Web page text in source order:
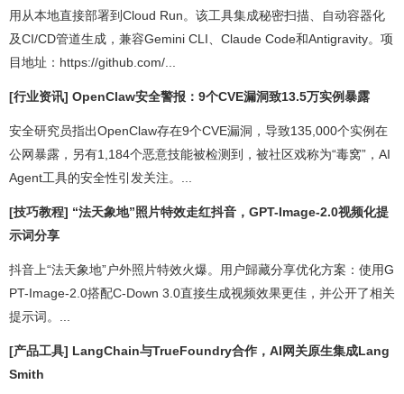
用从本地直接部署到Cloud Run。该工具集成秘密扫描、自动容器化
及CI/CD管道生成，兼容Gemini CLI、Claude Code和Antigravity。项
目地址：https://github.com/...
[行业资讯] OpenClaw安全警报：9个CVE漏洞致13.5万实例暴露
安全研究员指出OpenClaw存在9个CVE漏洞，导致135,000个实例在
公网暴露，另有1,184个恶意技能被检测到，被社区戏称为“毒窝”，AI
Agent工具的安全性引发关注。...
[技巧教程] “法天象地”照片特效走红抖音，GPT-Image-2.0视频化提
示词分享
抖音上“法天象地”户外照片特效火爆。用户歸藏分享优化方案：使用G
PT-Image-2.0搭配C-Down 3.0直接生成视频效果更佳，并公开了相关
提示词。...
[产品工具] LangChain与TrueFoundry合作，AI网关原生集成Lang
Smith